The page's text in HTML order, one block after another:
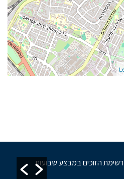
רשימת הזוכים במבצע שבועות